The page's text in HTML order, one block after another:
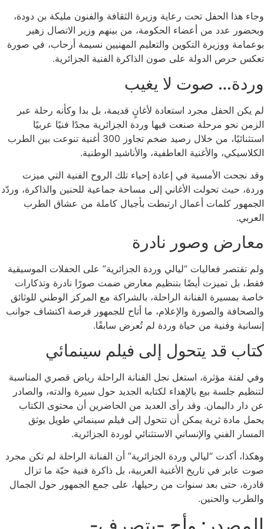
وجاء هذا الحفل تحت رعاية وزيرة الثقافة والفنون مليكة بن دودة،
وبحضور عدد من أعضاء الحكومة، من بينهم وزير الاتصال زهير
بوعمامة ووزيرة التكوين والتعليم المهنيين نسيمة أرحاب، في صورة
تعكس حرص الدولة على صون الذاكرة الفنية الجزائرية.
وردة… صوت لا يغيب
لم يكن الحفل مجرد استعادة لأغانٍ قديمة، بل بدا وكأنه رحلة عبر
الزمن نحو مرحلة صنعت فيها وردة الجزائرية مجدًا فنيًا عربيًا
استثنائيًا، من خلال رصيد ضخم تجاوز 300 أغنية تنوعت بين الطرب
الكلاسيكي، والأغنية العاطفية، والأناشيد الوطنية.
وقد نجحت الأمسية في إعادة إحياء تلك الروح الفنية التي ميزت
وردة، حيث تحولت الأغاني إلى مساحة جماعية للحنين والذاكرة، وردّد
الجمهور كلمات أعمال ارتبطت بأجيال كاملة من عشاق الطرب
العربي.
معارض وصور نادرة
ولم تقتصر فعاليات “ليالي وردة الجزائرية” على الحفلات الموسيقية
فقط، بل تميزت أيضًا بتنظيم معارض ضمت صورًا نادرة وتذكارات
خاصة بمسيرة الفنانة الراحلة، بالشراكة مع المركز الوطني للوثائق
والصحافة والصورة والإعلام، ما أتاح للجمهور فرصة اكتشاف جوانب
إنسانية وفنية من حياة وردة لم تُعرض سابقًا.
كتاب قد يتحول إلى فيلم سينمائي
وفي لفتة مؤثرة، استغل نجل الفنانة الراحلة رياض قصري المناسبة
لتنظيم جلسة بيع بالإهداء لكتابه الجديد حول سيرة والدته، والصادر
عن دار داليمان. وقد رأى العديد من الحاضرين أن محتوى الكتاب
يحمل مادة ثرية يمكن أن تتحول إلى فيلم سينمائي طويل يوثق
المسار الفني والإنساني الاستثنائي لوردة الجزائرية.
وهكذا، أكدت “ليالي وردة الجزائرية” أن الفنانة الراحلة لم تكن مجرد
صوت عابر في تاريخ الأغنية العربية، بل ذاكرة فنية حيّة ما تزال
قادرة، حتى بعد سنوات من رحيلها، على جمع الجمهور حول الجمال
والطرب والحنين.